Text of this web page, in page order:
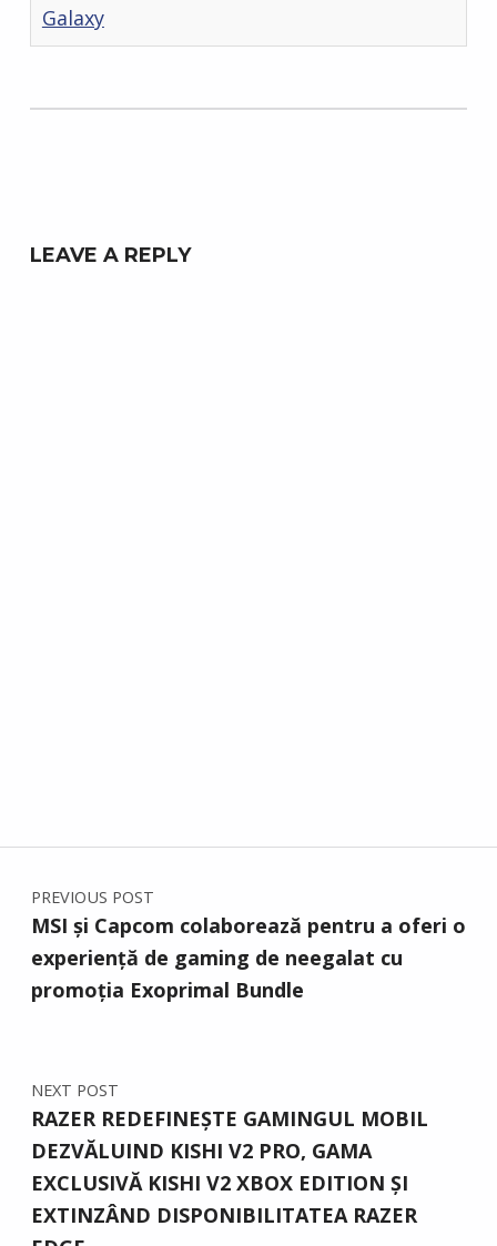
Galaxy
LEAVE A REPLY
Post navigation
PREVIOUS POST
MSI și Capcom colaborează pentru a oferi o
experiență de gaming de neegalat cu
promoția Exoprimal Bundle
NEXT POST
RAZER REDEFINEȘTE GAMINGUL MOBIL
DEZVĂLUIND KISHI V2 PRO, GAMA
EXCLUSIVĂ KISHI V2 XBOX EDITION ȘI
EXTINZÂND DISPONIBILITATEA RAZER